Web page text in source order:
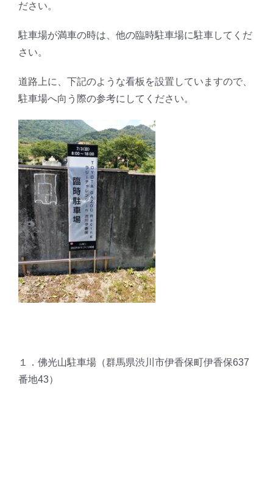
ださい。
駐車場が満車の時は、他の臨時駐車場に駐車してくだ
さい。
道路上に、下記のような看板を設置していますので、
駐車場へ向う際の参考にしてください。
１．佛光山駐車場（群馬県渋川市伊香保町伊香保637
番地43）